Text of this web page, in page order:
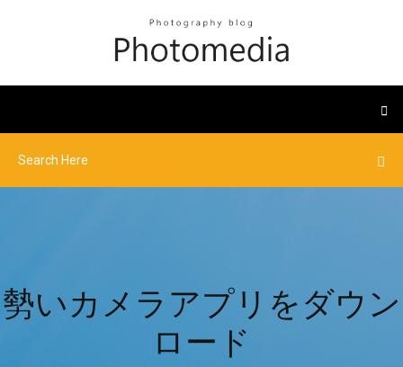
勢いカメラアプリをダウン
ロード